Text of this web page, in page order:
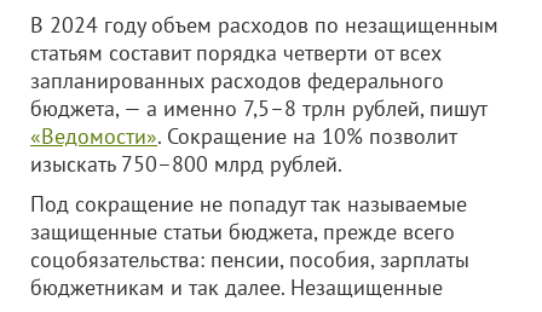
В 2024 году объем расходов по незащищенным
статьям составит порядка четверти от всех
запланированных расходов федерального
бюджета, — а именно 7,5–8 трлн рублей, пишут
«Ведомости». Сокращение на 10% позволит
изыскать 750–800 млрд рублей.
Под сокращение не попадут так называемые
защищенные статьи бюджета, прежде всего
соцобязательства: пенсии, пособия, зарплаты
бюджетникам и так далее. Незащищенные